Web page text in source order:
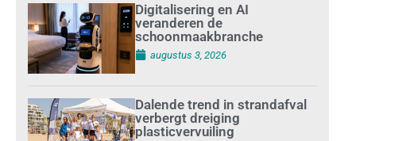
Digitalisering en AI
veranderen de
schoonmaakbranche
augustus 3, 2026
Dalende trend in strandafval
verbergt dreiging
plasticvervuiling